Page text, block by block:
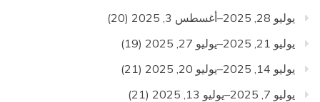
يوليو 28, 2025–أغسطس 3, 2025
(20)
يوليو 21, 2025–يوليو 27, 2025
(19)
يوليو 14, 2025–يوليو 20, 2025
(21)
يوليو 7, 2025–يوليو 13, 2025
(21)